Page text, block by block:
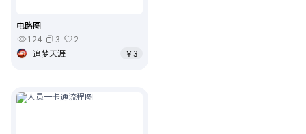
电路图
124
3
2
追梦天涯
￥3